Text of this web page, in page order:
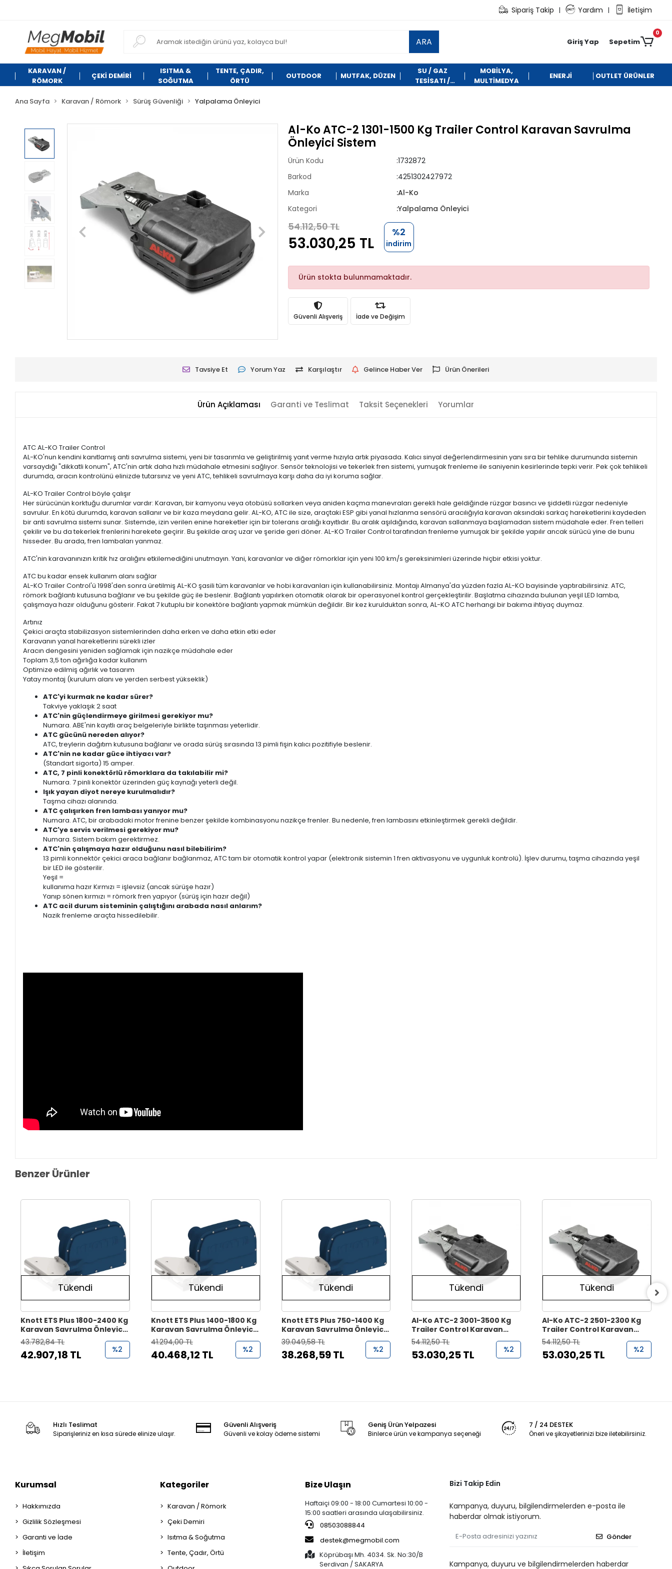
Sipariş Takip | Yardım | İletişim
ARA Giriş Yap Sepetim
0
KARAVAN /
RÖMORK
ÇEKİ DEMİRİ
ISITMA &
SOĞUTMA
TENTE, ÇADIR,
ÖRTÜ
OUTDOOR MUTFAK, DÜZEN
SU / GAZ
TESİSATI /
MOBİLYA,
MULTİMEDYA
ENERJİ OUTLET ÜRÜNLER
Ana Sayfa Karavan / Römork Sürüş Güvenliği Yalpalama Önleyici
Al-Ko ATC-2 1301-1500 Kg Trailer Control Karavan Savrulma
Önleyici Sistem
Ürün Kodu
:1732872
Barkod
:4251302427972
Marka
:Al-Ko
Kategori
:Yalpalama Önleyici
54.112,50 TL
53.030,25 TL
%2
indirim
Ürün stokta bulunmamaktadır.
Güvenli Alışveriş İade ve Değişim
Tavsiye Et Yorum Yaz Karşılaştır Gelince Haber Ver Ürün Önerileri
Ürün Açıklaması Garanti ve Teslimat Taksit Seçenekleri Yorumlar
ATC AL-KO Trailer Control
AL-KO'nun kendini kanıtlamış anti savrulma sistemi, yeni bir tasarımla ve geliştirilmiş yanıt verme hızıyla artık piyasada. Kalıcı sinyal değerlendirmesinin yanı sıra bir tehlike durumunda sistemin
varsaydığı "dikkatli konum", ATC'nin artık daha hızlı müdahale etmesini sağlıyor. Sensör teknolojisi ve tekerlek fren sistemi, yumuşak frenleme ile saniyenin kesirlerinde tepki verir. Pek çok tehlikeli
durumda, aracın kontrolünü elinizde tutarsınız ve yeni ATC, tehlikeli savrulmaya karşı daha da iyi koruma sağlar.
AL-KO Trailer Control böyle çalışır
Her sürücünün korktuğu durumlar vardır: Karavan, bir kamyonu veya otobüsü sollarken veya aniden kaçma manevraları gerekli hale geldiğinde rüzgar basıncı ve şiddetli rüzgar nedeniyle
savrulur. En kötü durumda, karavan sallanır ve bir kaza meydana gelir. AL-KO, ATC ile size, araçtaki ESP gibi yanal hızlanma sensörü aracılığıyla karavan aksındaki sarkaç hareketlerini kaydeden
bir anti savrulma sistemi sunar. Sistemde, izin verilen enine hareketler için bir tolerans aralığı kayıtlıdır. Bu aralık aşıldığında, karavan sallanmaya başlamadan sistem müdahale eder. Fren telleri
çekilir ve bu da tekerlek frenlerini harekete geçirir. Bu şekilde araç uzar ve şeride geri döner. AL-KO Trailer Control tarafından frenleme yumuşak bir şekilde yapılır ancak sürücü yine de bunu
hisseder. Bu arada, fren lambaları yanmaz.
ATC'nin karavanınızın kritik hız aralığını etkilemediğini unutmayın. Yani, karavanlar ve diğer römorklar için yeni 100 km/s gereksinimleri üzerinde hiçbir etkisi yoktur.
ATC bu kadar ensek kullanım alanı sağlar
AL-KO Trailer Control'ü 1998'den sonra üretilmiş AL-KO şasili tüm karavanlar ve hobi karavanları için kullanabilirsiniz. Montajı Almanya'da yüzden fazla AL-KO bayisinde yaptırabilirsiniz. ATC,
römork bağlantı kutusuna bağlanır ve bu şekilde güç ile beslenir. Bağlantı yapılırken otomatik olarak bir operasyonel kontrol gerçekleştirilir. Başlatma cihazında bulunan yeşil LED lamba,
çalışmaya hazır olduğunu gösterir. Fakat 7 kutuplu bir konektöre bağlantı yapmak mümkün değildir. Bir kez kurulduktan sonra, AL-KO ATC herhangi bir bakıma ihtiyaç duymaz.
Artınız
Çekici araçta stabilizasyon sistemlerinden daha erken ve daha etkin etki eder
Karavanın yanal hareketlerini sürekli izler
Aracın dengesini yeniden sağlamak için nazikçe müdahale eder
Toplam 3,5 ton ağırlığa kadar kullanım
Optimize edilmiş ağırlık ve tasarım
Yatay montaj (kurulum alanı ve yerden serbest yükseklik)
ATC'yi kurmak ne kadar sürer?
Takviye yaklaşık 2 saat
ATC'nin güçlendirmeye girilmesi gerekiyor mu?
Numara.ABE'nin kayıtlı araç belgeleriyle birlikte taşınması yeterlidir.
ATC gücünü nereden alıyor?
ATC, treylerin dağıtım kutusuna bağlanır ve orada sürüş sırasında 13 pimli fişin kalıcı pozitifiyle beslenir.
ATC'nin ne kadar güce ihtiyacı var?
(Standart sigorta) 15 amper.
ATC, 7 pinli konektörlü römorklara da takılabilir mi?
Numara.7 pinli konektör üzerinden güç kaynağı yeterli değil.
Işık yayan diyot nereye kurulmalıdır?
Taşma cihazı alanında.
ATC çalışırken fren lambası yanıyor mu?
Numara.ATC, bir arabadaki motor frenine benzer şekilde kombinasyonu nazikçe frenler.Bu nedenle, fren lambasını etkinleştirmek gerekli değildir.
ATC'ye servis verilmesi gerekiyor mu?
Numara.Sistem bakım gerektirmez.
ATC'nin çalışmaya hazır olduğunu nasıl bilebilirim?
13 pimli konnektör çekici araca bağlanır bağlanmaz, ATC tam bir otomatik kontrol yapar (elektronik sistemin 1 fren aktivasyonu ve uygunluk kontrolü). İşlev durumu, taşma cihazında yeşil
bir LED ile gösterilir.
Yeşil =
kullanıma hazır Kırmızı = işlevsiz (ancak sürüşe hazır)
Yanıp sönen kırmızı = römork fren yapıyor (sürüş için hazır değil)
ATC acil durum sisteminin çalıştığını arabada nasıl anlarım?
Nazik frenleme araçta hissedilebilir.
Benzer Ürünler
Tükendi
Knott ETS Plus 1800-2400 Kg
Karavan Savrulma Önleyici
Sistem
43.782,84 TL
42.907,18 TL %2
Tükendi
Knott ETS Plus 1400-1800 Kg
Karavan Savrulma Önleyici
Sistem
41.294,00 TL
40.468,12 TL %2
Tükendi
Knott ETS Plus 750-1400 Kg
Karavan Savrulma Önleyici
Sistem
39.049,58 TL
38.268,59 TL %2
Tükendi
Al-Ko ATC-2 3001-3500 Kg
Trailer Control Karavan
Savrulma Önleyici Sistem
54.112,50 TL
53.030,25 TL %2
Tükendi
Al-Ko ATC-2 2501-2300 Kg
Trailer Control Karavan
Savrulma Önleyici Sistem
54.112,50 TL
53.030,25 TL %2
Hızlı Teslimat
Siparişleriniz en kısa sürede elinize ulaşır.
Güvenli Alışveriş
Güvenli ve kolay ödeme sistemi
Geniş Ürün Yelpazesi
Binlerce ürün ve kampanya seçeneği
7 / 24 DESTEK
Öneri ve şikayetlerinizi bize iletebilirsiniz.
Kurumsal
Hakkımızda
Gizlilik Sözleşmesi
Garanti ve İade
İletişim
Kategoriler
Karavan / Römork
Çeki Demiri
Isıtma & Soğutma
Tente, Çadır, Örtü
Bize Ulaşın
Haftaiçi 09:00 - 18:00 Cumartesi 10:00 -
15:00 saatleri arasında ulaşabilirsiniz.
08503088844
destek@megmobil.com
Köprübaşı Mh. 4034. Sk. No:30/B
Serdivan / SAKARYA
Bizi Takip Edin
Kampanya, duyuru, bilgilendirmelerden e-posta ile
haberdar olmak istiyorum.
Gönder
Kampanya, duyuru ve bilgilendirmelerden haberdar